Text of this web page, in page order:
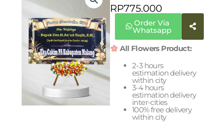
RP775.000
Order Via
Whatsapp
All Flowers Product:
2-3 hours
estimation delivery
within city
3-4 hours
estimation delivery
inter-cities
100% free delivery
within city